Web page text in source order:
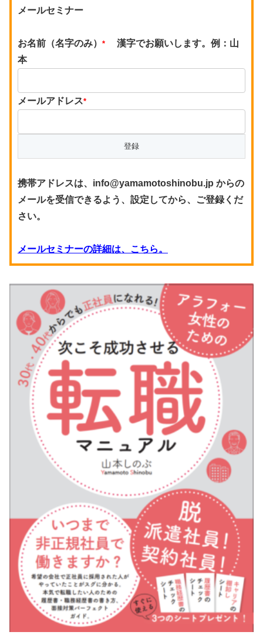
メールセミナー
お名前（名字のみ） *
漢字でお願いします。例：山
本
メールアドレス*
携帯アドレスは、info@yamamotoshinobu.jp からの
メールを受信できるよう、設定してから、ご登録くだ
さい。
メールセミナーの詳細は、こちら。